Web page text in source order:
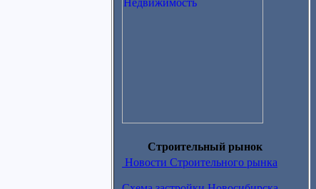
Строительный рынок
Новости Строительного рынка